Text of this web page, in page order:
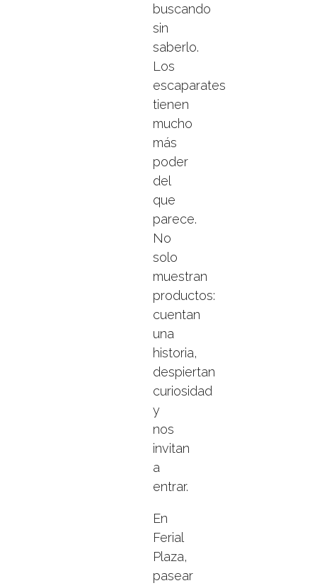
buscando
sin
saberlo.
Los
escaparates
tienen
mucho
más
poder
del
que
parece.
No
solo
muestran
productos:
cuentan
una
historia,
despiertan
curiosidad
y
nos
invitan
a
entrar.
En
Ferial
Plaza,
pasear